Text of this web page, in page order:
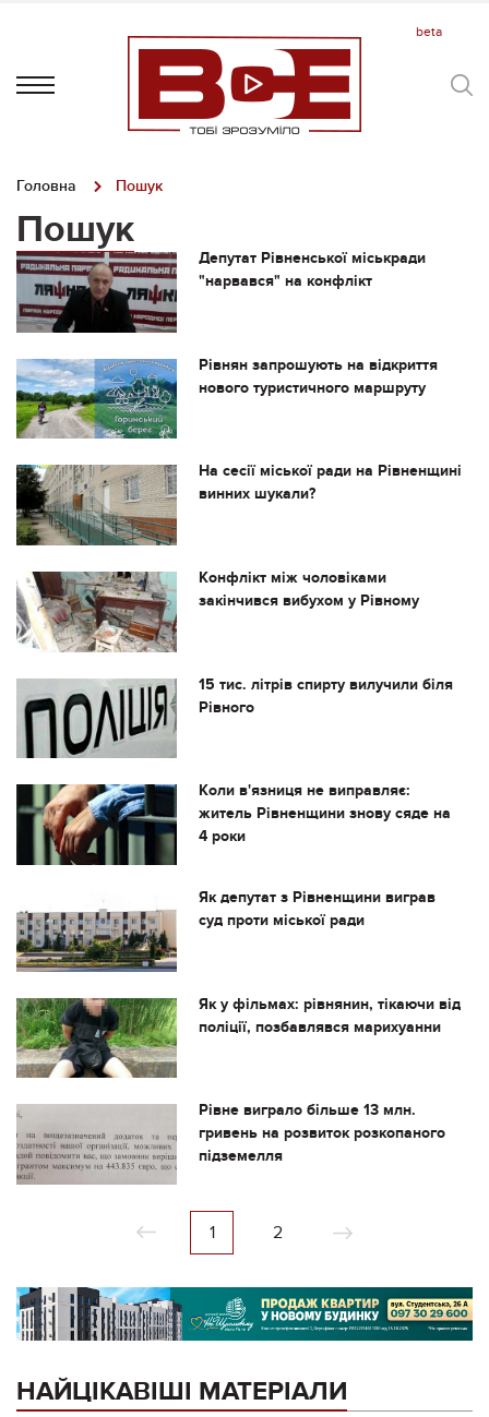
Головна Пошук
Пошук
Депутат Рівненської міськради
"нарвався" на конфлікт
Рівнян запрошують на відкриття
нового туристичного маршруту
На сесії міської ради на Рівненщині
винних шукали?
Конфлікт між чоловіками
закінчився вибухом у Рівному
15 тис. літрів спирту вилучили біля
Рівного
Коли в'язниця не виправляє:
житель Рівненщини знову сяде на
4 роки
Як депутат з Рівненщини виграв
суд проти міської ради
Як у фільмах: рівнянин, тікаючи від
поліції, позбавлявся марихуанни
Рівне виграло більше 13 млн.
гривень на розвиток розкопаного
підземелля
1 2
НАЙЦІКАВІШІ МАТЕРІАЛИ